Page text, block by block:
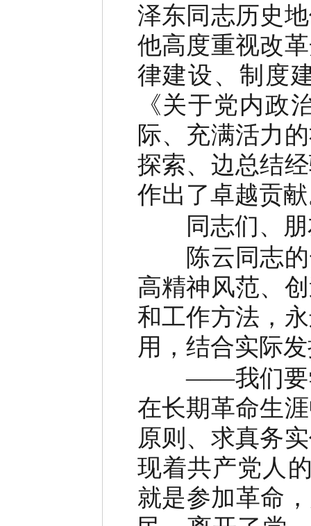
泽东同志历史
他高度重视改
律建设、制度
《关于党内政
际、充满活力
探索、边总结
作出了卓越贡
同志们、朋
陈云同志的
高精神风范、
和工作方法，
用，结合实际
——我们要学
在长期革命生
原则、求真务
现着共产党人
就是参加革命